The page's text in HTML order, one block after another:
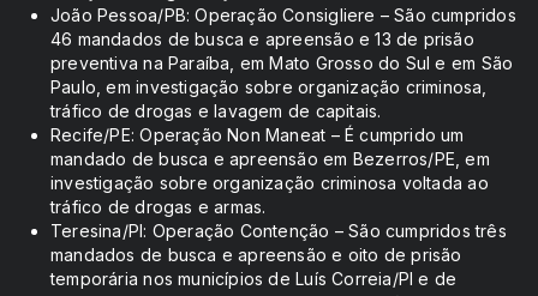
João Pessoa/PB: Operação Consigliere – São cumpridos
46 mandados de busca e apreensão e 13 de prisão
preventiva na Paraíba, em Mato Grosso do Sul e em São
Paulo, em investigação sobre organização criminosa,
tráfico de drogas e lavagem de capitais.
Recife/PE: Operação Non Maneat – É cumprido um
mandado de busca e apreensão em Bezerros/PE, em
investigação sobre organização criminosa voltada ao
tráfico de drogas e armas.
Teresina/PI: Operação Contenção – São cumpridos três
mandados de busca e apreensão e oito de prisão
temporária nos municípios de Luís Correia/PI e de